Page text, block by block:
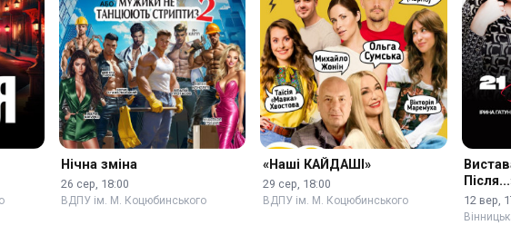
Нічна зміна
26 сер, 18:00
ВДПУ ім. М. Коцюбинського
«Наші КАЙДАШІ»
29 сер, 18:00
ВДПУ ім. М. Коцюбинського 12 вер,